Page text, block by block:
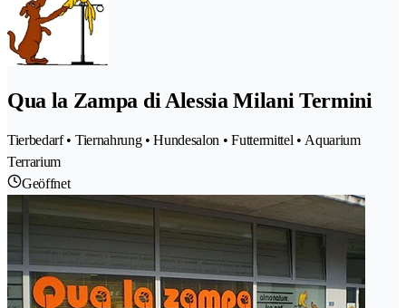
Qua la Zampa di Alessia Milani Termini
Tierbedarf • Tiernahrung • Hundesalon • Futtermittel • Aquarium
Terrarium
Geöffnet